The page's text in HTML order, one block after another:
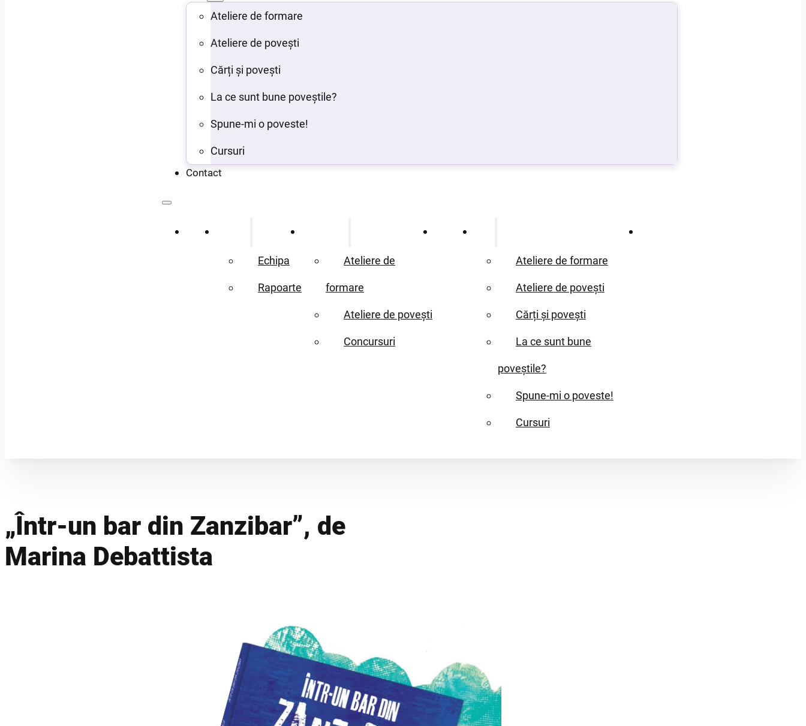
Ateliere de formare
Ateliere de povești
Cărți și povești
La ce sunt bune poveștile?
Spune-mi o poveste!
Cursuri
Contact
Acasă
Echipa
Rapoarte
Ateliere de
formare
Ateliere de povești
Concursuri
Proiecte
Ateliere de formare
Ateliere de povești
Cărți și povești
La ce sunt bune
poveștile?
Spune-mi o poveste!
Cursuri
„Într-un bar din Zanzibar”, de
Marina Debattista